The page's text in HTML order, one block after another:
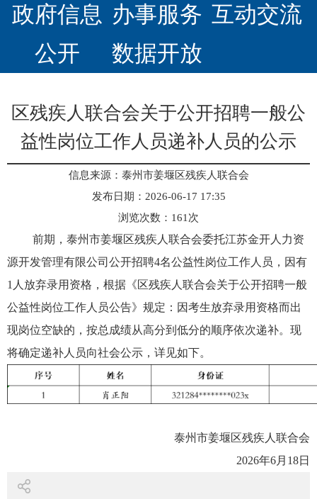
政府信息
公开
办事服务 互动交流
数据开放
区残疾人联合会关于公开招聘一般公
益性岗位工作人员递补人员的公示
信息来源：泰州市姜堰区残疾人联合会
发布日期：2026-06-17 17:35
浏览次数： 161 次
前期，泰州市姜堰区残疾人联合会委托江苏金开人力资
源开发管理有限公司公开招聘4名公益性岗位工作人员，因有
1人放弃录用资格，根据《区残疾人联合会关于公开招聘一般
公益性岗位工作人员公告》规定：因考生放弃录用资格而出
现岗位空缺的，按总成绩从高分到低分的顺序依次递补。现
将确定递补人员向社会公示，详见如下。
泰州市姜堰区残疾人联合会
2026年6月18日